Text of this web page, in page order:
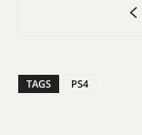
TAGS PS4